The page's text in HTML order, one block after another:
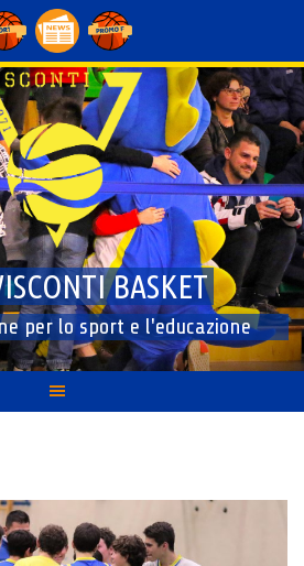
BASKET
per lo sport e l'educazione